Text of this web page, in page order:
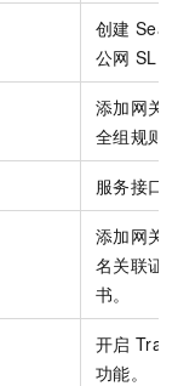
创建
公网 SLB
添加网关
全组规则
服务接口
添加网关
名关联证
书。
开启
功能。